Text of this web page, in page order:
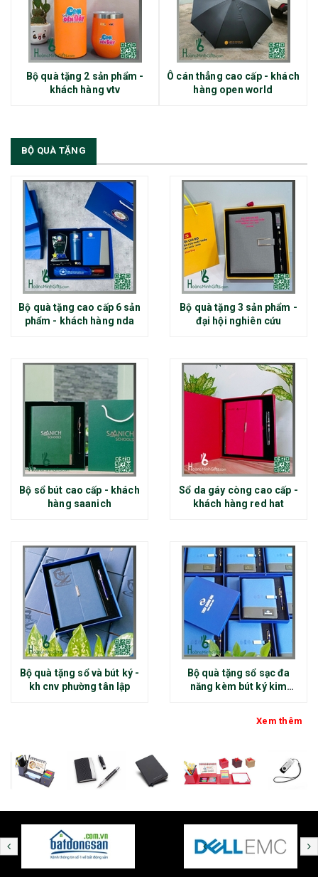
Bộ quà tặng 2 sản phẩm -
khách hàng vtv
Ô cán thẳng cao cấp - khách
hàng open world
BỘ QUÀ TẶNG
Bộ quà tặng cao cấp 6 sản
phẩm - khách hàng nda
Bộ quà tặng 3 sản phẩm -
đại hội nghiên cứu
Bộ sổ bút cao cấp - khách
hàng saanich
Sổ da gáy còng cao cấp -
khách hàng red hat
Bộ quà tặng sổ và bút ký -
kh cnv phường tân lập
Bộ quà tặng sổ sạc đa
năng kèm bút ký kim
Xem thêm